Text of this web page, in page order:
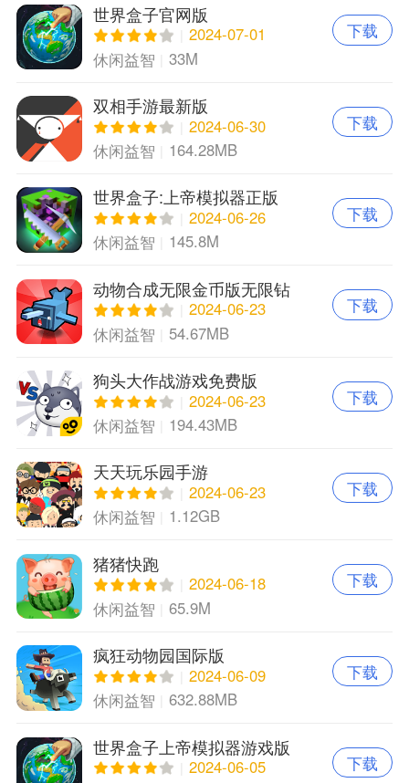
世界盒子官网版
2024-07-01
休闲益智
33M
下载
双相手游最新版
2024-06-30
休闲益智
164.28MB
下载
世界盒子:上帝模拟器正版
2024-06-26
休闲益智
145.8M
下载
动物合成无限金币版无限钻
石版
2024-06-23
休闲益智
54.67MB
下载
狗头大作战游戏免费版
2024-06-23
休闲益智
194.43MB
下载
天天玩乐园手游
2024-06-23
休闲益智
1.12GB
下载
猪猪快跑
2024-06-18
休闲益智
65.9M
下载
疯狂动物园国际版
2024-06-09
休闲益智
632.88MB
下载
世界盒子上帝模拟器游戏版
2024-06-05
下载